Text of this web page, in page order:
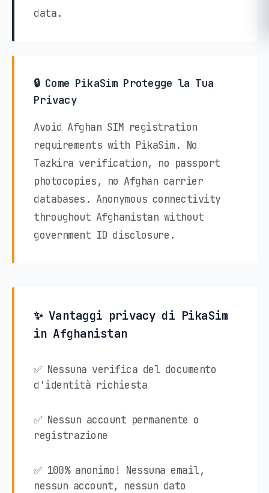
data.
🔒 Come PikaSim Protegge la Tua
Privacy
Avoid Afghan SIM registration
requirements with PikaSim. No
Tazkira verification, no passport
photocopies, no Afghan carrier
databases. Anonymous connectivity
throughout Afghanistan without
government ID disclosure.
✨ Vantaggi privacy di PikaSim
in Afghanistan
✅ Nessuna verifica del documento
d'identità richiesta
✅ Nessun account permanente o
registrazione
✅ 100% anonimo! Nessuna email,
nessun account, nessun dato